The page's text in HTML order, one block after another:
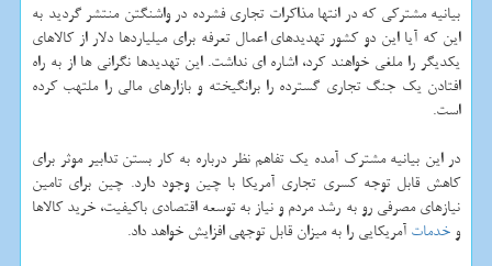
بیانیه مشتركی كه در انتها مذاكرات تجاری فشرده در واشنگتن منتشر گردید به
این كه آیا این دو كشور تهدیدهای اعمال تعرفه برای میلیاردها دلار از كالاهای
یكدیگر را ملغی خواهند كرد، اشاره ای نداشت. این تهدیدها نگرانی ها از به راه
افتادن یك جنگ تجاری گسترده را برانگیخته و بازارهای مالی را ملتهب كرده
است.
در این بیانیه مشترك آمده یك تفاهم نظر درباره به كار بستن تدابیر موثر برای
كاهش قابل توجه كسری تجاری آمریكا با چین وجود دارد. چین برای تامین
نیازهای مصرفی رو به رشد مردم و نیاز به توسعه اقتصادی باكیفیت، خرید كالاها
و خدمات آمریكایی را به میزان قابل توجهی افزایش خواهد داد.